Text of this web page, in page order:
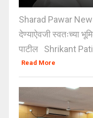
Sharad Pawar
देण्याऐवजी स्वतःच्या
पाटील Shrikant
Read More